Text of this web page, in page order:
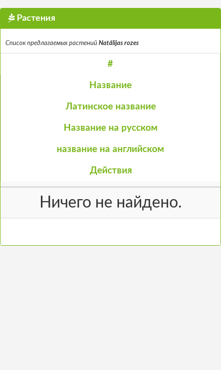
Растения
Список предлагаемых растений Natālijas rozes
#
Название
Латинское название
Название на русском
название на английском
Действия
Ничего не найдено.